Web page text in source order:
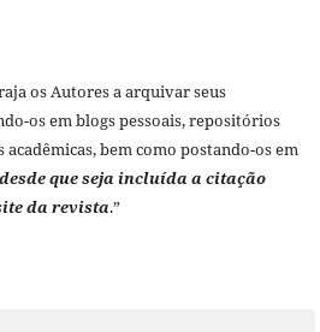
os Autores a arquivar seus
os em blogs pessoais, repositórios
bem como postando-os em
desde que seja incluída a citação
da revista.”